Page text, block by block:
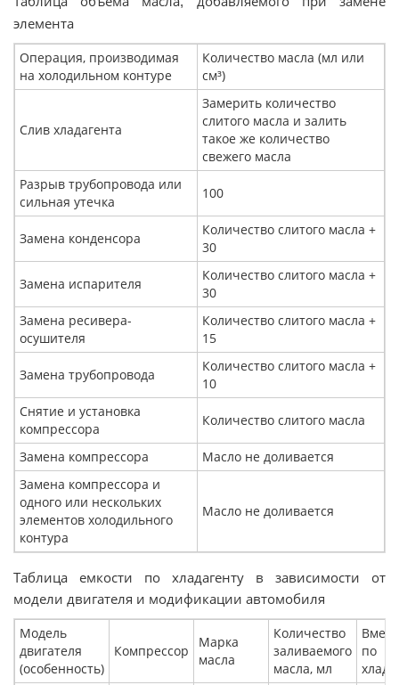
элемента
Операция, производимая
на холодильном контуре
Количество масла (мл или
см³)
Слив хладагента
Замерить количество
слитого масла и залить
такое же количество
свежего масла
Разрыв трубопровода или
сильная утечка
100
Замена конденсора
Количество слитого масла +
30
Замена испарителя
Количество слитого масла +
30
Замена ресивера-
осушителя
Количество слитого масла +
15
Замена трубопровода
Количество слитого масла +
10
Снятие и установка
компрессора
Количество слитого масла
Замена компрессора
Масло не доливается
Замена компрессора и
одного или нескольких
элементов холодильного
контура
Масло не доливается
Таблица емкости по хладагенту в зависимости от
модели двигателя и модификации автомобиля
Модель
двигателя
(особенность)
Компрессор
Марка
масла
Количество
заливаемого
масла, мл
по